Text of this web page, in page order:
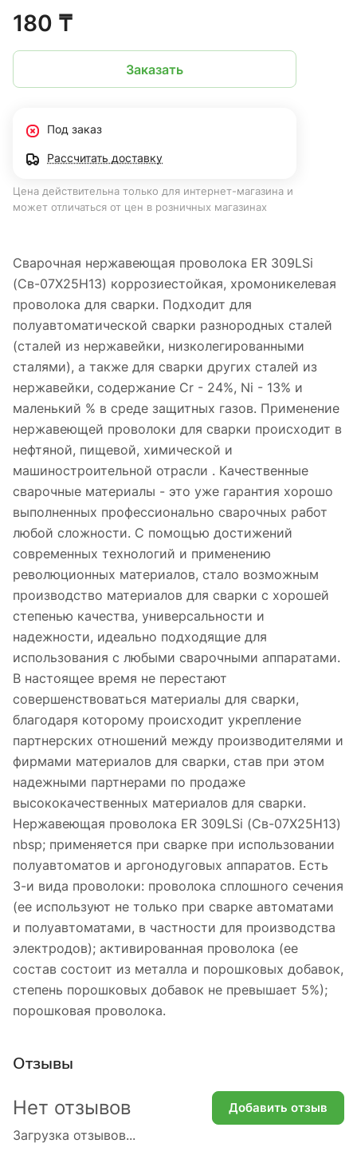
180 ₸
Заказать
Под заказ
Рассчитать доставку
Цена действительна только для интернет-магазина и
может отличаться от цен в розничных магазинах
Сварочная нержавеющая проволока ER 309LSi
(Св-07Х25Н13) коррозиестойкая, хромоникелевая
проволока для сварки. Подходит для
полуавтоматической сварки разнородных сталей
(сталей из нержавейки, низколегированными
сталями), а также для сварки других сталей из
нержавейки, содержание Cr - 24%, Ni - 13% и
маленький % в среде защитных газов. Применение
нержавеющей проволоки для сварки происходит в
нефтяной, пищевой, химической и
машиностроительной отрасли . Качественные
сварочные материалы - это уже гарантия хорошо
выполненных профессионально сварочных работ
любой сложности. С помощью достижений
современных технологий и применению
революционных материалов, стало возможным
производство материалов для сварки с хорошей
степенью качества, универсальности и
надежности, идеально подходящие для
использования с любыми сварочными аппаратами.
В настоящее время не перестают
совершенствоваться материалы для сварки,
благодаря которому происходит укрепление
партнерских отношений между производителями и
фирмами материалов для сварки, став при этом
надежными партнерами по продаже
высококачественных материалов для сварки.
Нержавеющая проволока ER 309LSi (Св-07Х25Н13)
nbsp; применяется при сварке при использовании
полуавтоматов и аргонодуговых аппаратов. Есть
3-и вида проволоки: проволока сплошного сечения
(ее используют не только при сварке автоматами
и полуавтоматами, в частности для производства
электродов); активированная проволока (ее
состав состоит из металла и порошковых добавок,
степень порошковых добавок не превышает 5%);
порошковая проволока.
Отзывы
Загрузка отзывов...
Нет отзывов Добавить отзыв